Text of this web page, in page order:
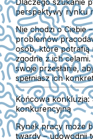
perspektywy rynku
Nie chodzi o Ciebie
problemów
osób, które potrafią
zgodne z ich
swoje przesłanie,
spełniasz ich
Końcowa
konkurencyjną
Rynek pracy może
twardy – udowodnij